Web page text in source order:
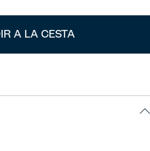
A LA CESTA